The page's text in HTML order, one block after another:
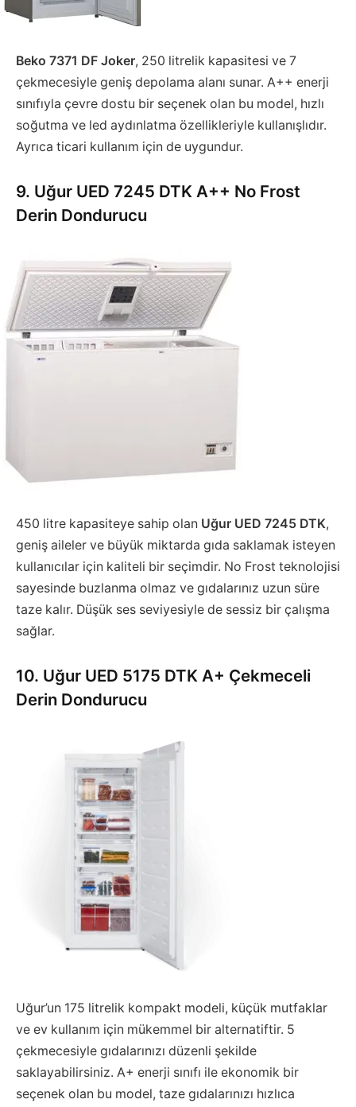
Beko 7371 DF Joker, 250 litrelik kapasitesi ve 7
çekmecesiyle geniş depolama alanı sunar. A++ enerji
sınıfıyla çevre dostu bir seçenek olan bu model, hızlı
soğutma ve led aydınlatma özellikleriyle kullanışlıdır.
Ayrıca ticari kullanım için de uygundur.
9. Uğur UED 7245 DTK A++ No Frost
Derin Dondurucu
450 litre kapasiteye sahip olan Uğur UED 7245 DTK,
geniş aileler ve büyük miktarda gıda saklamak isteyen
kullanıcılar için kaliteli bir seçimdir. No Frost teknolojisi
sayesinde buzlanma olmaz ve gıdalarınız uzun süre
taze kalır. Düşük ses seviyesiyle de sessiz bir çalışma
sağlar.
10. Uğur UED 5175 DTK A+ Çekmeceli
Derin Dondurucu
Uğur’un 175 litrelik kompakt modeli, küçük mutfaklar
ve ev kullanım için mükemmel bir alternatiftir. 5
çekmecesiyle gıdalarınızı düzenli şekilde
saklayabilirsiniz. A+ enerji sınıfı ile ekonomik bir
seçenek olan bu model, taze gıdalarınızı hızlıca